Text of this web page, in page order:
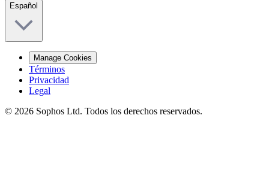
Español
Manage Cookies
Términos
Privacidad
Legal
© 2026 Sophos Ltd. Todos los derechos reservados.